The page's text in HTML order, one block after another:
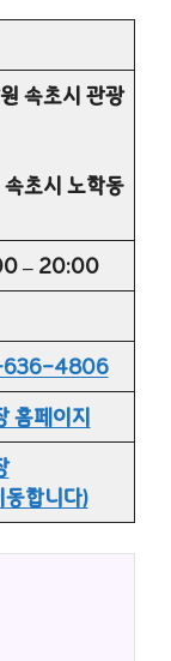
속초시 관광
초시 노학동
– 20:00
4806
홈페이지
합니다)